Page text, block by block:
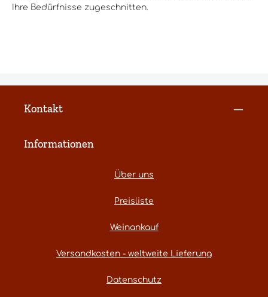
Ihre Bedürfnisse zugeschnitten.
Kontakt
Informationen
Über uns
Preisliste
Weinankauf
Versandkosten - weltweite Lieferung
Datenschutz